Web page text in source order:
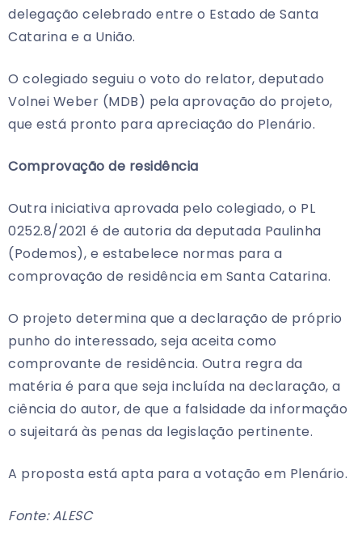
delegação celebrado entre o Estado de Santa
Catarina e a União.
O colegiado seguiu o voto do relator, deputado
Volnei Weber (MDB) pela aprovação do projeto,
que está pronto para apreciação do Plenário.
Comprovação de residência
Outra iniciativa aprovada pelo colegiado, o PL
0252.8/2021 é de autoria da deputada Paulinha
(Podemos), e estabelece normas para a
comprovação de residência em Santa Catarina.
O projeto determina que a declaração de próprio
punho do interessado, seja aceita como
comprovante de residência. Outra regra da
matéria é para que seja incluída na declaração, a
ciência do autor, de que a falsidade da informação
o sujeitará às penas da legislação pertinente.
A proposta está apta para a votação em Plenário.
Fonte: ALESC